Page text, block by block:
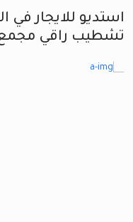
استديو للايجار في
تشطيب راقي مجمع